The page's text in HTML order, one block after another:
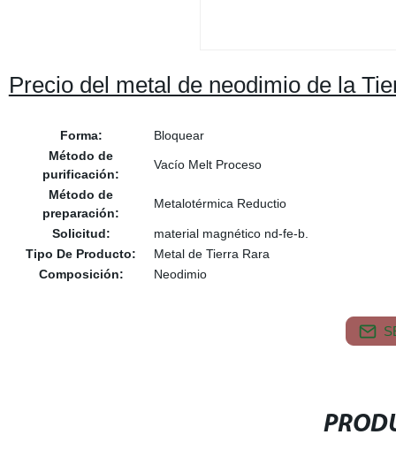
Precio del metal de neodimio de la
Forma:
Bloquear
Método de
purificación:
Vacío Melt Proceso
Método de
preparación:
Metalotérmica Reductio
Solicitud:
material magnético nd-fe-b.
Tipo De Producto:
Metal de Tierra Rara
Composición:
Neodimio